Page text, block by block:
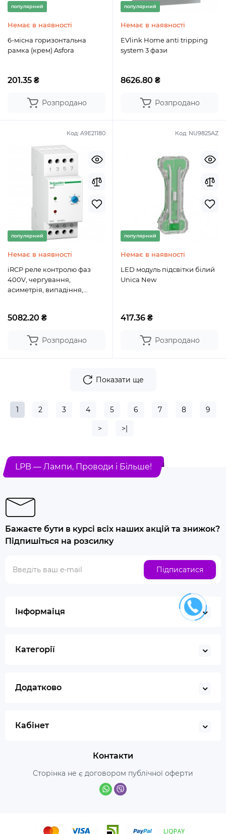
популярний
Немає в наявності
6-місна горизонтальна
рамка (крем) Asfora
201.35 ₴
Розпродано
популярний
Немає в наявності
EVlink Home anti tripping
system 3 фази
8626.80 ₴
Розпродано
Код: A9E21180
популярний
Немає в наявності
iRCP реле контролю фаз
400V, чергування,
асиметрія, випадіння,
5082.20 ₴
Розпродано
Код: NU9825AZ
популярний
Немає в наявності
LED модуль підсвітки білий
Unica New
417.36 ₴
Розпродано
Показати ще
1 2 3 4 5 6 7 8 9
> >|
LPB — Лампи, Проводи і Більше!
Бажаєте бути в курсі всіх наших акцій та знижок?
Підпишіться на розсилку
Підписатися
Інформаіця
Категорії
Додатково
Кабінет
Контакти
Сторінка не є договором публічної оферти